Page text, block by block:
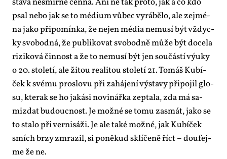
sta­va ne­smír­ně cen­ná. Ani ne tak pro­to, jak a co kdo
psal ne­bo jak se to mé­di­um vů­bec vy­rá­bě­lo, ale zejmé­
na ja­ko při­po­mín­ka, že nejen mé­dia ne­mu­sí být vždyc­
ky svo­bod­ná, že pu­b­li­ko­vat svo­bod­ně mů­že být do­ce­la
ri­zi­ko­vá čin­nost a že to ne­mu­sí být jen sou­čás­tí vý­u­ky
o 20. sto­le­tí, ale ži­tou re­a­li­tou sto­le­tí 21. To­máš Kubí­
ček k své­mu pro­slo­vu při za­há­je­ní vý­sta­vy při­po­jil glo­
su, kterak se ho ja­ká­si no­vi­nář­ka ze­pta­la, zda má sa­
mizdat bu­douc­nost. Je mož­né se to­mu za­smát, ja­ko se
to sta­lo při ver­ni­sá­ži. Je ale ta­ké mož­né, jak Kubí­ček
smích br­zy zmra­zil, si po­ně­kud sklí­če­ně říct – dou­fej­
me že ne.